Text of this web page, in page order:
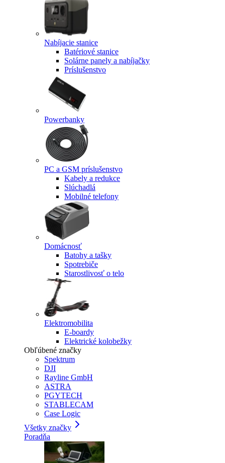
Nabíjacie stanice
Batériové stanice
Solárne panely a nabíjačky
Príslušenstvo
Powerbanky
PC a GSM príslušenstvo
Kabely a redukce
Slúchadlá
Mobilné telefony
Domácnosť
Batohy a tašky
Spotrebiče
Starostlivosť o telo
Elektromobilita
E-boardy
Elektrické kolobežky
Obľúbené značky
Spektrum
DJI
Rayline GmbH
ASTRA
PGYTECH
STABLECAM
Case Logic
Všetky značky
Poradňa